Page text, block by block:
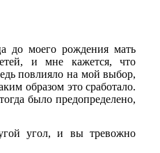
до моего рождения мать
и мне кажется, что
повлияло на мой выбор,
образом это сработало.
было предопределено,
угол, и вы тревожно